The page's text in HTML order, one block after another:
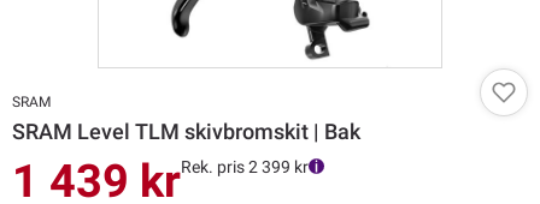
SRAM
SRAM Level TLM skivbromskit | Bak
1 439 krRek. pris 2 399 kr